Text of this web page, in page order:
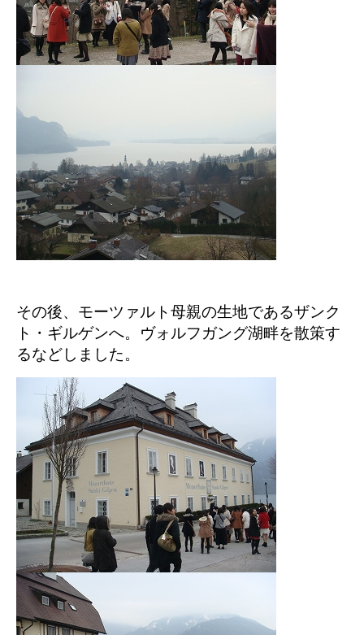
その後、モーツァルト母親の生地であるザンク
ト・ギルゲンへ。ヴォルフガング湖畔を散策す
るなどしました。